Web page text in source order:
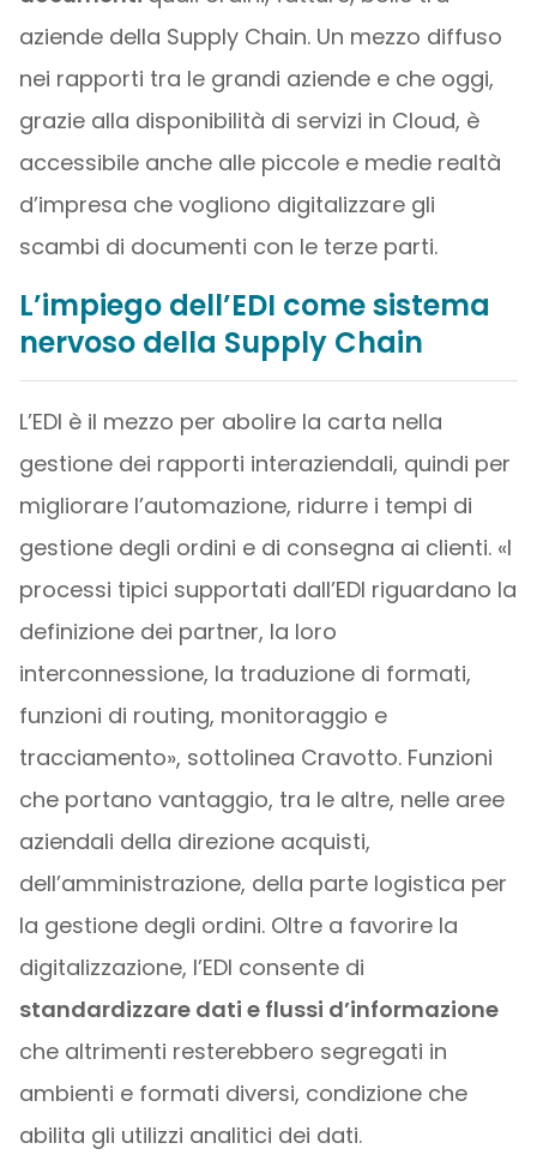
aziende della Supply Chain. Un mezzo diffuso
nei rapporti tra le grandi aziende e che oggi,
grazie alla disponibilità di servizi in Cloud, è
accessibile anche alle piccole e medie realtà
d’impresa che vogliono digitalizzare gli
scambi di documenti con le terze parti.
L’impiego dell’EDI come sistema
nervoso della Supply Chain
L’EDI è il mezzo per abolire la carta nella
gestione dei rapporti interaziendali, quindi per
migliorare l’automazione, ridurre i tempi di
gestione degli ordini e di consegna ai clienti. «I
processi tipici supportati dall’EDI riguardano la
definizione dei partner, la loro
interconnessione, la traduzione di formati,
funzioni di routing, monitoraggio e
tracciamento», sottolinea Cravotto. Funzioni
che portano vantaggio, tra le altre, nelle aree
aziendali della direzione acquisti,
dell’amministrazione, della parte logistica per
la gestione degli ordini. Oltre a favorire la
digitalizzazione, l’EDI consente di
standardizzare dati e flussi d’informazione
che altrimenti resterebbero segregati in
ambienti e formati diversi, condizione che
abilita gli utilizzi analitici dei dati.